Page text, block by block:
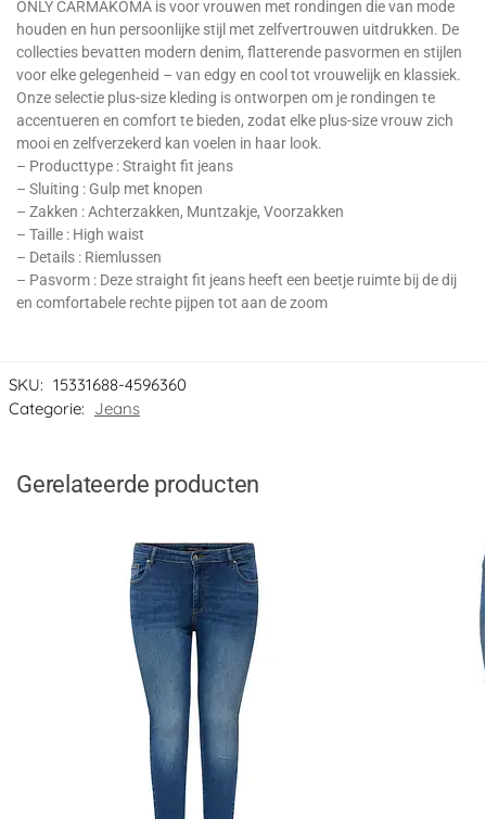
ONLY CARMAKOMA is voor vrouwen met rondingen die van mode
houden en hun persoonlijke stijl met zelfvertrouwen uitdrukken. De
collecties bevatten modern denim, flatterende pasvormen en stijlen
voor elke gelegenheid – van edgy en cool tot vrouwelijk en klassiek.
Onze selectie plus-size kleding is ontworpen om je rondingen te
accentueren en comfort te bieden, zodat elke plus-size vrouw zich
mooi en zelfverzekerd kan voelen in haar look.
– Producttype : Straight fit jeans
– Sluiting : Gulp met knopen
– Zakken : Achterzakken, Muntzakje, Voorzakken
– Taille : High waist
– Details : Riemlussen
– Pasvorm : Deze straight fit jeans heeft een beetje ruimte bij de dij
en comfortabele rechte pijpen tot aan de zoom
SKU: 15331688-4596360
Categorie: Jeans
Gerelateerde producten